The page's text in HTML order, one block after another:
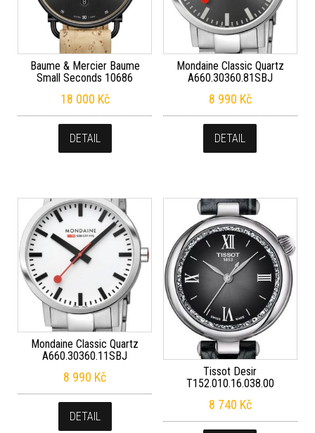
Baume & Mercier Baume
Small Seconds 10686
18 000 Kč
DETAIL
Mondaine Classic Quartz
A660.30360.81SBJ
8 990 Kč
DETAIL
Mondaine Classic Quartz
A660.30360.11SBJ
8 990 Kč
DETAIL
Tissot Desir
T152.010.16.038.00
8 740 Kč